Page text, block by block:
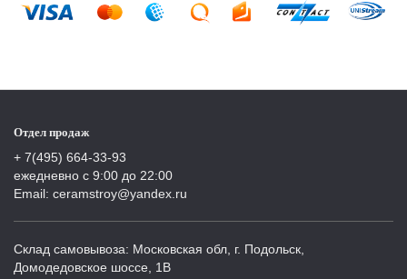
Отдел продаж
+ 7(495) 664-33-93
ежедневно с 9:00 до 22:00
Email: ceramstroy@yandex.ru
Склад самовывоза: Московская обл, г. Подольск,
Домодедовское шоссе, 1В